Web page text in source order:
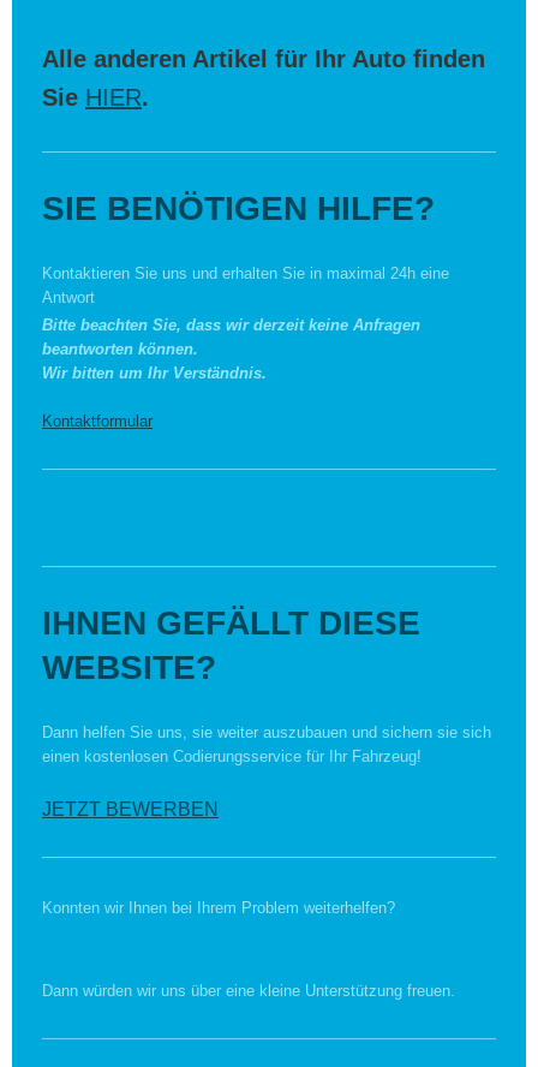
Alle anderen Artikel für Ihr Auto finden
Sie HIER.
SIE BENÖTIGEN HILFE?
Kontaktieren Sie uns und erhalten Sie in maximal 24h eine
Antwort
Bitte beachten Sie, dass wir derzeit keine Anfragen
beantworten können.
Wir bitten um Ihr Verständnis.
Kontaktformular
IHNEN GEFÄLLT DIESE
WEBSITE?
Dann helfen Sie uns, sie weiter auszubauen und sichern sie sich
einen kostenlosen Codierungsservice für Ihr Fahrzeug!
JETZT BEWERBEN
Konnten wir Ihnen bei Ihrem Problem weiterhelfen?
Dann würden wir uns über eine kleine Unterstützung freuen.